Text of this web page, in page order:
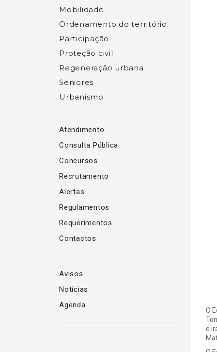
Mobilidade
Ordenamento do território
Participação
Proteção civil
Regeneração urbana
Seniores
Urbanismo
Atendimento
Consulta Pública
Concursos
Recrutamento
Alertas
Regulamentos
Requerimentos
Contactos
Avisos
Notícias
Agenda
O
e